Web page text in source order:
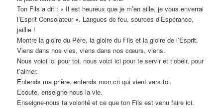
Ton Fils a dit : « Il est heureux que je m’en aille, je vous enverrai
l’Esprit Consolateur ». Langues de feu, sources d’Espérance,
jaillie !
Montre la gloire du Père, la gloire du Fils et la gloire de l’Esprit.
Viens dans nos vies, viens dans nos cœurs, viens.
Nous voici ici pour toi, nous voici ici pour te servir et t’obéir, pour
t’aimer.
Entends ma prière, entends mon cri qui vient vers toi.
Ecoute, enseigne-nous la vie.
Enseigne-nous ta volonté et ce que ton Fils est venu faire ici.